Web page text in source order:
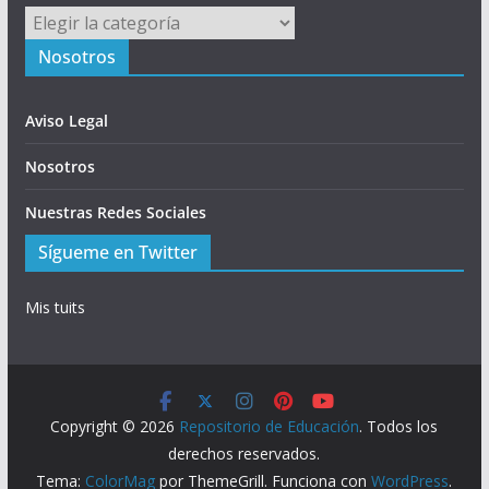
Menú
Nosotros
Aviso Legal
Nosotros
Nuestras Redes Sociales
Sígueme en Twitter
Mis tuits
Copyright © 2026 Repositorio de Educación. Todos los
derechos reservados.
Tema: ColorMag por ThemeGrill. Funciona conWordPress.